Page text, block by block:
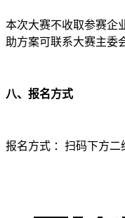
本次大赛不收取参赛企
助方案可联系大赛主委
八、报名方式
报名方式 ：扫码下方二